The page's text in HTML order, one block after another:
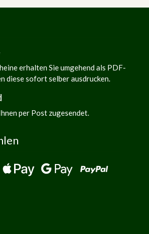
erhalten Sie umgehend als PDF-
diese sofort selber ausdrucken.
per Post zugesendet.